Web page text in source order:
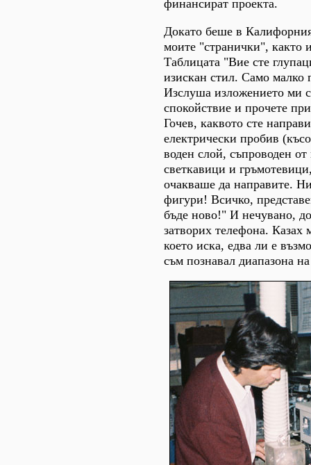
финансират проекта.
Докато беше в
моите "странички", както
Таблицата "Вие сте
изискан стил. Само малко
Изслуша изложението ми
спокойствие и прочете
Гочев, каквото сте
електрически пробив
воден слой, съпроводен от
светкавици и
очакваше да направите.
фигури! Всичко,
бъде ново!" И нечувано,
затворих телефона. Казах
което иска, едва ли е
съм познавал диапазона